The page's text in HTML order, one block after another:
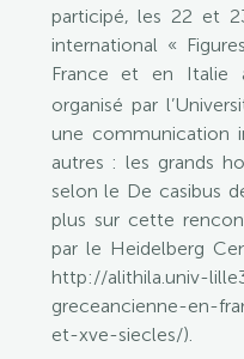
participé, les 22 et
international «
France et en Italie
organisé par
une communication
autres : les grands
selon le De casibus
plus sur cette
par le Heidelberg
http://alithila.univ-
greceancienne-en-
et-xve-siecles/).